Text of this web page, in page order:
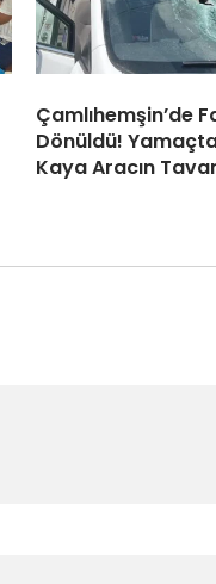
Çamlıhemşin’de
Dönüldü!
Kaya Aracın